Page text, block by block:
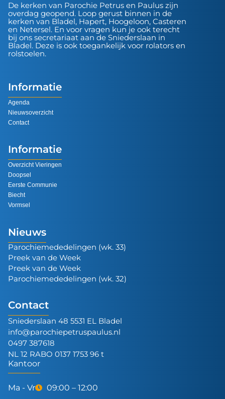
De kerken van Parochie Petrus en Paulus zijn
overdag geopend. Loop gerust binnen in de
kerken van Bladel, Hapert, Hoogeloon, Casteren
en Netersel. En voor vragen kun je ook terecht
bij ons secretariaat aan de Sniederslaan in
Bladel. Deze is ook toegankelijk voor rolators en
rolstoelen.
Informatie
Agenda
Nieuwsoverzicht
Contact
Informatie
Overzicht Vieringen
Doopsel
Eerste Communie
Biecht
Vormsel
Nieuws
Parochiemededelingen (wk. 33)
Preek van de Week
Preek van de Week
Parochiemededelingen (wk. 32)
Contact
Sniederslaan 48 5531 EL Bladel
info@parochiepetruspaulus.nl
0497 387618
NL 12 RABO 0137 1753 96 t
Kantoor
Ma - Vr 09:00 – 12:00